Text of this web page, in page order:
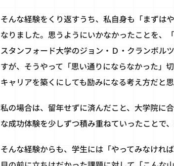
そんな経験をくり返すうち、私自身も「まずは
なりました。思うようにいかなかったことを、
スタンフォード大学のジョン・Ｄ・クランボル
すが、そうやって「思い通りにならなかった」
キャリアを築くにしても励みになる考え方だと思
私の場合は、留年せずに済んだこと、大学院に
な成功体験を少しずつ積み重ねていったことで
そんな経験からも、学生には「やってみなけれ